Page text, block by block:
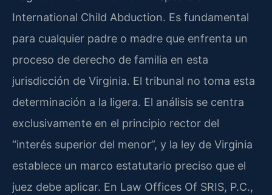
International Child Abduction. Es fundamental
para cualquier padre o madre que enfrenta un
proceso de derecho de familia en esta
jurisdicción de Virginia. El tribunal no toma esta
determinación a la ligera. El análisis se centra
exclusivamente en el principio rector del
“interés superior del menor”, y la ley de Virginia
establece un marco estatutario preciso que el
juez debe aplicar. En Law Offices Of SRIS, P.C.,